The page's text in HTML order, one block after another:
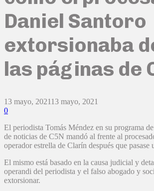
Daniel Santoro
extorsionaba
las páginas de
13 mayo, 202113 mayo, 2021
0
El periodista Tomás Méndez en su programa
de noticias de C5N mandó al frente al
operador estrella de Clarín después que pasase
El mismo está basado en la causa judicial y
operandi del periodista y el falso abogado y
extorsionar.